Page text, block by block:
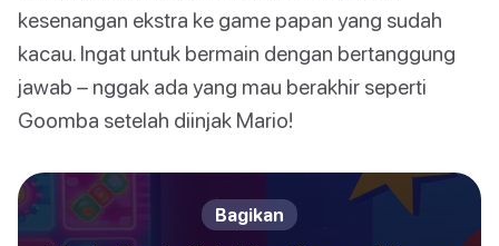
kesenangan ekstra ke game papan yang sudah
kacau. Ingat untuk bermain dengan bertanggung
jawab – nggak ada yang mau berakhir seperti
Goomba setelah diinjak Mario!
Bagikan